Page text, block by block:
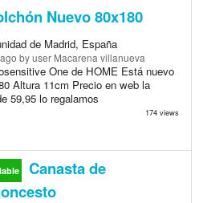
Nuevo 80x180
de Madrid, España
by user Macarena villanueva
One de HOME Está nuevo
Altura 11cm Precio en web la
59,95 lo regalamos
174 views
Canasta de